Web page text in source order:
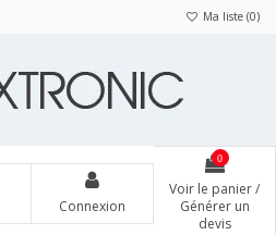
Ma liste (0)
Connexion
0
Voir le panier /
Générer un
devis